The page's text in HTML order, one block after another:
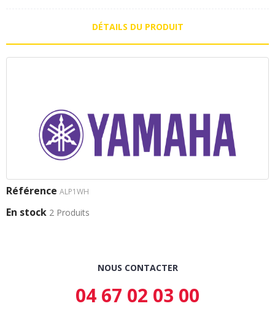
DÉTAILS DU PRODUIT
Référence ALP1WH
En stock 2 Produits
NOUS CONTACTER
04 67 02 03 00